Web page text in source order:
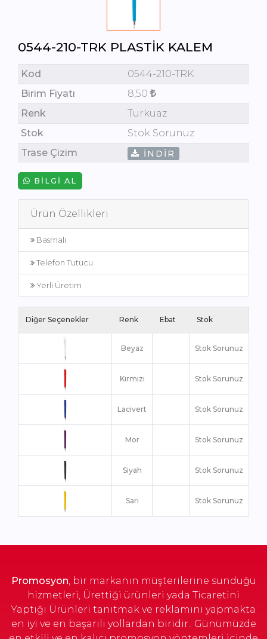
0544-210-TRK PLASTIK KALEM
Kod
0544-210-TRK
Birim Fiyatı
8,50
Renk
Turkuaz
Stok
Stok Sorunuz
Trase Çizim
İNDIR
BILGI AL
Ürün Özellikleri
Basmalı
Telefon Tutucu
Yerli Üretim
Diğer Seçenekler Renk Ebat Stok
Beyaz Stok Sorunuz
Kırmızı Stok Sorunuz
Lacivert Stok Sorunuz
Mor Stok Sorunuz
Siyah Stok Sorunuz
Sarı Stok Sorunuz
Promosyon, bir markanın müşterilerine sunduğu
hizmetleri, Ürettiği ürünleri yada Ticaretini
Yaptığı Ürünleri tanıtmak ve reklamını yapmakta
en iyi ve en başarılı yollardan biridir.. Günümüzde